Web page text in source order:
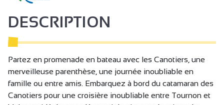
DESCRIPTION
Partez en promenade en bateau avec les Canotiers, une
merveilleuse parenthèse, une journée inoubliable en
famille ou entre amis. Embarquez à bord du catamaran des
Canotiers pour une croisière inoubliable entre Tournon et